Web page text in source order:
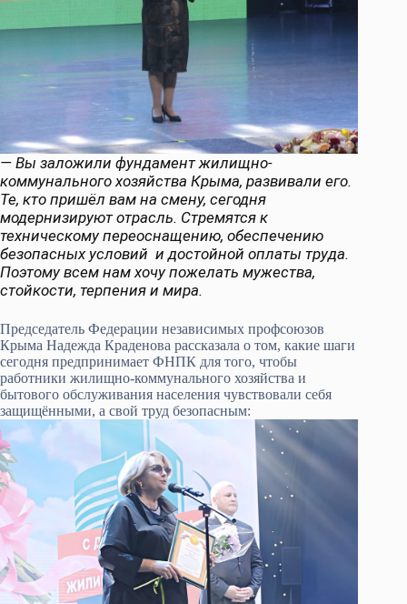
— Вы заложили фундамент жилищно-
коммунального хозяйства Крыма, развивали его.
Те, кто пришёл вам на смену, сегодня
модернизируют отрасль. Стремятся к
техническому переоснащению, обеспечению
безопасных условий и достойной оплаты труда.
Поэтому всем нам хочу пожелать мужества,
стойкости, терпения и мира.
Председатель Федерации независимых профсоюзов
Крыма Надежда Краденова рассказала о том, какие шаги
сегодня предпринимает ФНПК для того, чтобы
работники жилищно-коммунального хозяйства и
бытового обслуживания населения чувствовали себя
защищёнными, а свой труд безопасным: